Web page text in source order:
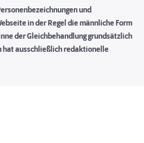
und
in der Regel die männliche Form
der Gleichbehandlung grundsätzlich
hat ausschließlich redaktionelle